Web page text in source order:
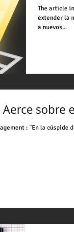
The article
extender la
a nuevos...
sobre
: "En la cúspide